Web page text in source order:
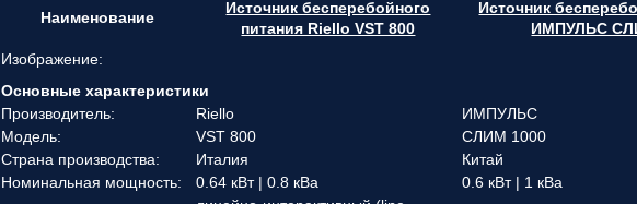
Наименование
Источник бесперебойного
питания Riello VST 800
Источник
ИМПУЛЬС
Изображение:
Основные характеристики
Производитель:
Riello ИМПУЛЬС
Модель:
VST 800 СЛИМ 1000
Страна производства:
Италия Китай
Номинальная мощность:
0.64 кВт | 0.8 кВа 0.6 кВт | 1 кВа